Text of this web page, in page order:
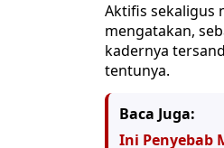
Aktifis sekaligus
mengatakan,
kadernya
tentunya.
Baca Juga:
Ini Penyebab